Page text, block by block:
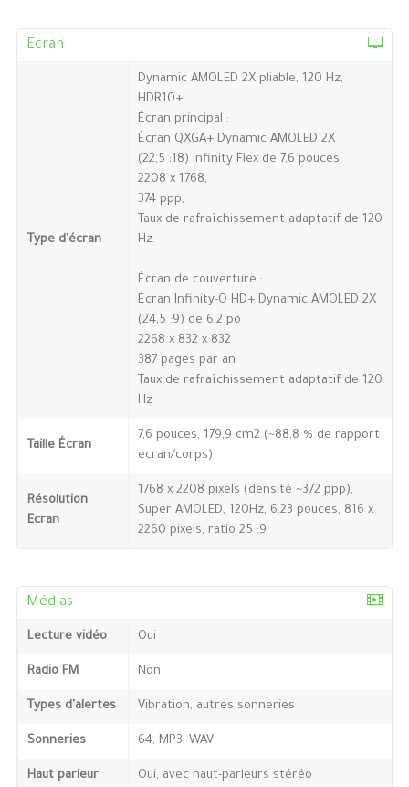
Ecran
Type d'écran
Dynamic AMOLED 2X pliable, 120 Hz,
HDR10+,
Écran principal :
Écran QXGA+ Dynamic AMOLED 2X
(22,5 :18) Infinity Flex de 7,6 pouces,
2208 x 1768,
374 ppp,
Taux de rafraîchissement adaptatif de 120
Hz.
Écran de couverture :
Écran Infinity-O HD+ Dynamic AMOLED 2X
(24,5 :9) de 6,2 po
2268 x 832 x 832
387 pages par an
Taux de rafraîchissement adaptatif de 120
Hz
Taille Écran
7,6 pouces, 179,9 cm2 (~88,8 % de rapport
écran/corps)
Résolution
Ecran
1768 x 2208 pixels (densité ~372 ppp),
Super AMOLED, 120Hz, 6.23 pouces, 816 x
2260 pixels, ratio 25 :9
Médias
Lecture vidéo Oui
Radio FM Non
Types d'alertes Vibration, autres sonneries
Sonneries 64, MP3, WAV
Haut parleur Oui, avec haut-parleurs stéréo